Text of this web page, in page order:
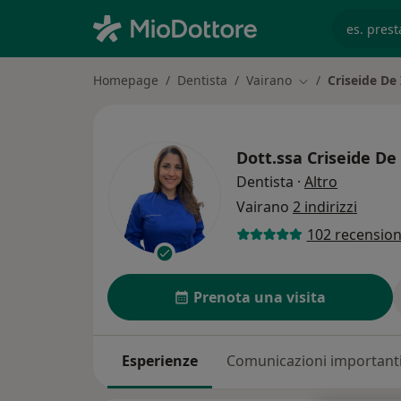
Homepage Dentista Vairano Cambia città
Criseide
Dott.ssa Criseide
Dentista · Altro
Vairano 2 indirizzi
102
Prenota una visita
Esperienze Comunicazioni importanti